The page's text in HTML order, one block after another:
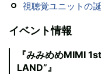
視聴覚ユニットの
イベント情報
『みみめめMIMI
LAND”』